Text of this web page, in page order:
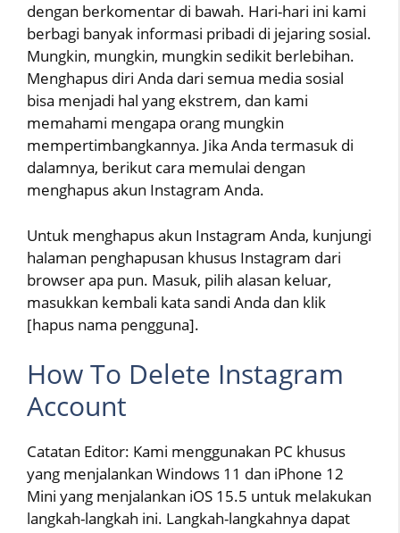
dengan berkomentar di bawah. Hari-hari ini kami
berbagi banyak informasi pribadi di jejaring sosial.
Mungkin, mungkin, mungkin sedikit berlebihan.
Menghapus diri Anda dari semua media sosial
bisa menjadi hal yang ekstrem, dan kami
memahami mengapa orang mungkin
mempertimbangkannya. Jika Anda termasuk di
dalamnya, berikut cara memulai dengan
menghapus akun Instagram Anda.
Untuk menghapus akun Instagram Anda, kunjungi
halaman penghapusan khusus Instagram dari
browser apa pun. Masuk, pilih alasan keluar,
masukkan kembali kata sandi Anda dan klik
[hapus nama pengguna].
How To Delete Instagram
Account
Catatan Editor: Kami menggunakan PC khusus
yang menjalankan Windows 11 dan iPhone 12
Mini yang menjalankan iOS 15.5 untuk melakukan
langkah-langkah ini. Langkah-langkahnya dapat